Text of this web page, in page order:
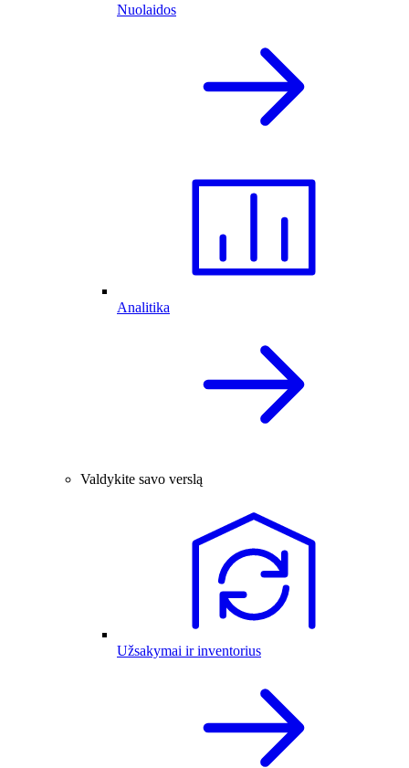
Nuolaidos
Analitika
Valdykite savo verslą
Užsakymai ir inventorius